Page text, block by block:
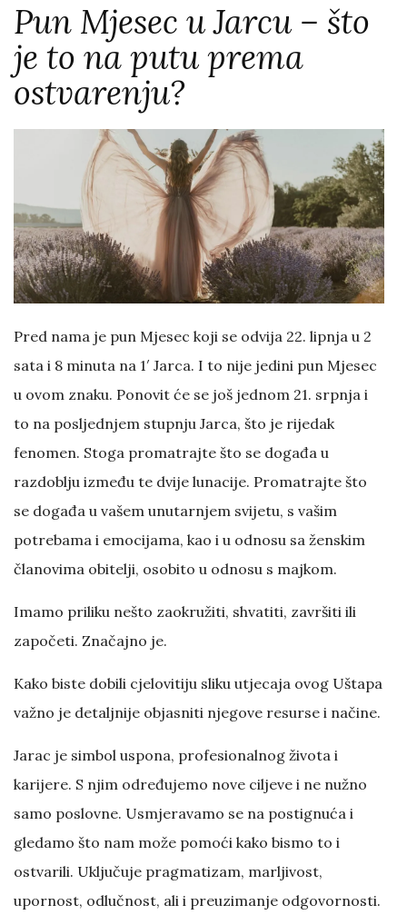
Pun Mjesec u Jarcu – što
je to na putu prema
ostvarenju?
Pred nama je pun Mjesec koji se odvija 22. lipnja u 2
sata i 8 minuta na 1′ Jarca. I to nije jedini pun Mjesec
u ovom znaku. Ponovit će se još jednom 21. srpnja i
to na posljednjem stupnju Jarca, što je rijedak
fenomen. Stoga promatrajte što se događa u
razdoblju između te dvije lunacije. Promatrajte što
se događa u vašem unutarnjem svijetu, s vašim
potrebama i emocijama, kao i u odnosu sa ženskim
članovima obitelji, osobito u odnosu s majkom.
Imamo priliku nešto zaokružiti, shvatiti, završiti ili
započeti. Značajno je.
Kako biste dobili cjelovitiju sliku utjecaja ovog Uštapa
važno je detaljnije objasniti njegove resurse i načine.
Jarac je simbol uspona, profesionalnog života i
karijere. S njim određujemo nove ciljeve i ne nužno
samo poslovne. Usmjeravamo se na postignuća i
gledamo što nam može pomoći kako bismo to i
ostvarili. Uključuje pragmatizam, marljivost,
upornost, odlučnost, ali i preuzimanje odgovornosti.